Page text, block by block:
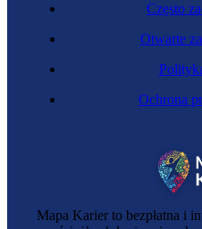
Mapa Karier to bezpłatna i
Często
Otwarte
Ochrona